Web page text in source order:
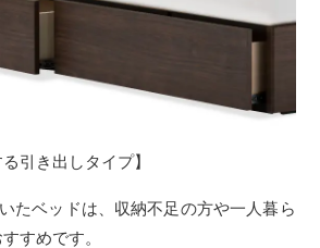
引き出しタイプ】
たベッドは、収納不足の方や一人暮ら
すめです。